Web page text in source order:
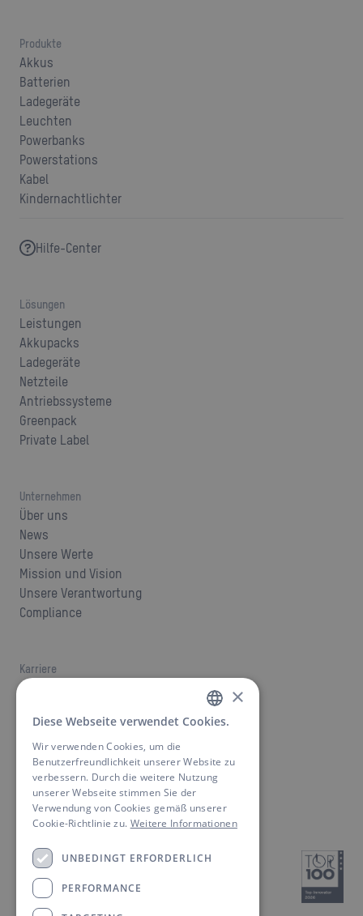
Produkte
Akkus
Batterien
Ladegeräte
Leuchten
Powerbanks
Powerstations
Kabel
Kindernachtlichter
Hilfe-Center
Lösungen
Leistungen
Akkupacks
Ladegeräte
Netzteile
Antriebssysteme
Greenpack
Private Label
Unternehmen
Über uns
News
Unsere Werte
Mission und Vision
Unsere Verantwortung
Compliance
Karriere
Jobs
Kontakt
Ansprechpartner finden
Downloads
GERMAN
ENGLISH
×
Diese Webseite verwendet Cookies.
Wir verwenden Cookies, um die
Benutzerfreundlichkeit unserer Website zu
verbessern. Durch die weitere Nutzung
unserer Webseite stimmen Sie der
Verwendung von Cookies gemäß unserer
Cookie-Richtlinie zu. Weitere Informationen
UNBEDINGT ERFORDERLICH
PERFORMANCE